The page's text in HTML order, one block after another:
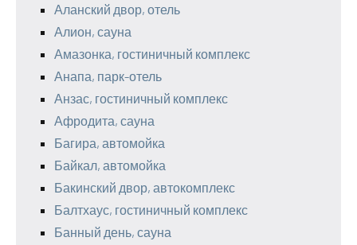
Аланский двор, отель
Алион, сауна
Амазонка, гостиничный комплекс
Анапа, парк-отель
Анзас, гостиничный комплекс
Афродита, сауна
Багира, автомойка
Байкал, автомойка
Бакинский двор, автокомплекс
Балтхаус, гостиничный комплекс
Банный день, сауна